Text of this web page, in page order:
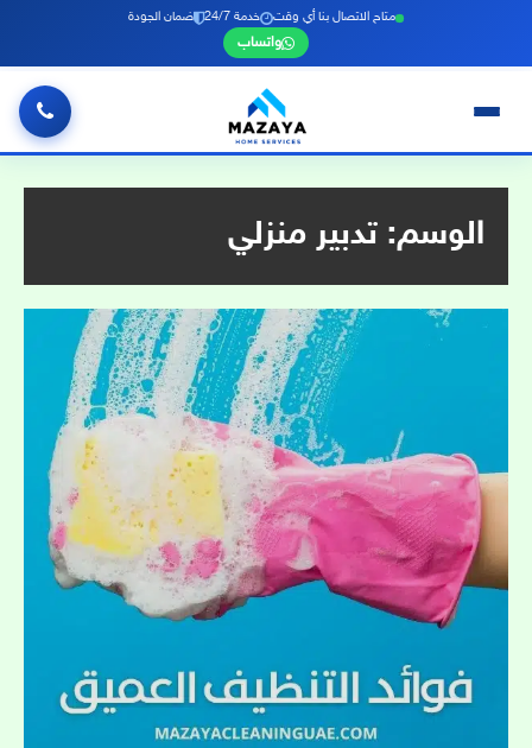
متاح الاتصال بنا أي وقت خدمة 24/7 ضمان الجودة
واتساب
الوسم: تدبير منزلي